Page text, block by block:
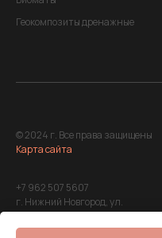
Геокомпозиты дренажные
© 2024 г. Все права защищены
Карта сайта
+7 962 507 5607
г. Нижний Новгород, ул.
Максима Горького, д. 220